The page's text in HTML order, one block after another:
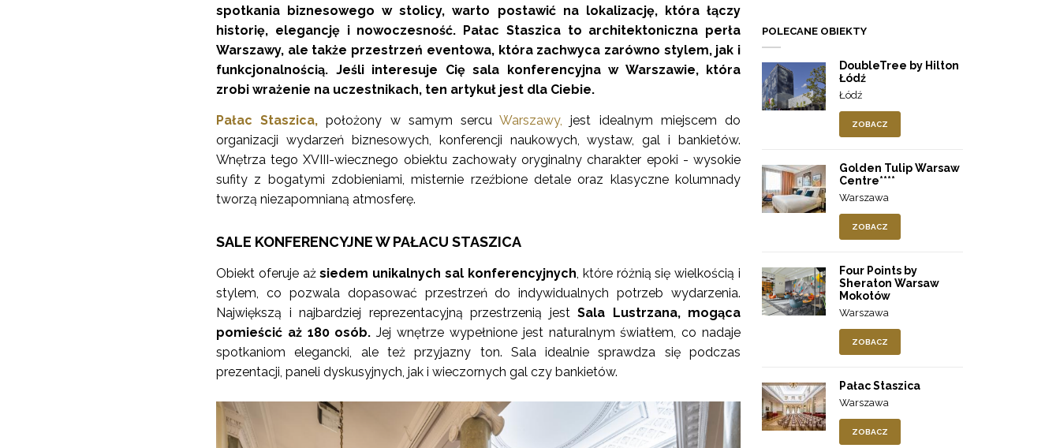
spotkania biznesowego w stolicy, warto postawić na lokalizację, która łączy
historię, elegancję i nowoczesność. Pałac Staszica to architektoniczna perła
Warszawy, ale także przestrzeń eventowa, która zachwyca zarówno stylem, jak i
funkcjonalnością. Jeśli interesuje Cię sala konferencyjna w Warszawie, która
zrobi wrażenie na uczestnikach, ten artykuł jest dla Ciebie.
Pałac Staszica, położony w samym sercuWarszawy, jest idealnym miejscem do
organizacji wydarzeń biznesowych, konferencji naukowych, wystaw, gal i bankietów.
Wnętrza tego XVIII-wiecznego obiektu zachowały oryginalny charakter epoki - wysokie
sufity z bogatymi zdobieniami, misternie rzeźbione detale oraz klasyczne kolumnady
tworzą niezapomnianą atmosferę.
SALE KONFERENCYJNE W PAŁACU STASZICA
Obiekt oferuje ażsiedem unikalnych sal konferencyjnych, które różnią się wielkością i
stylem, co pozwala dopasować przestrzeń do indywidualnych potrzeb wydarzenia.
Największą i najbardziej reprezentacyjną przestrzenią jestSala Lustrzana, mogąca
pomieścić aż 180 osób. Jej wnętrze wypełnione jest naturalnym światłem, co nadaje
spotkaniom elegancki, ale też przyjazny ton. Sala idealnie sprawdza się podczas
prezentacji, paneli dyskusyjnych, jak i wieczornych gal czy bankietów.
POLECANE OBIEKTY
DoubleTree by Hilton
Łódź
Łódź
ZOBACZ
Golden Tulip Warsaw
Centre****
Warszawa
ZOBACZ
Four Points by
Sheraton Warsaw
Mokotów
Warszawa
ZOBACZ
Pałac Staszica
Warszawa
ZOBACZ